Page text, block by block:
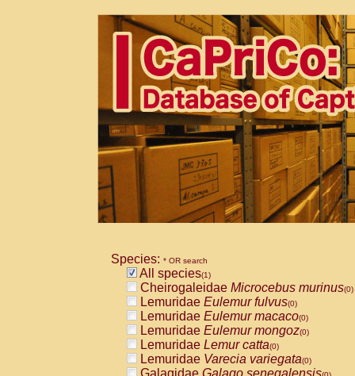
Species: * OR search
All species(1)
Cheirogaleidae Microcebus murinus(0)
Lemuridae Eulemur fulvus(0)
Lemuridae Eulemur macaco(0)
Lemuridae Eulemur mongoz(0)
Lemuridae Lemur catta(0)
Lemuridae Varecia variegata(0)
Galagidae Galago senegalensis